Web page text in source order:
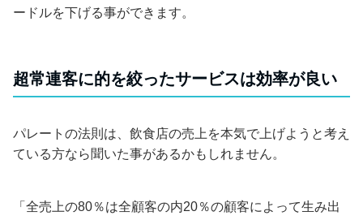
ードルを下げる事ができます。
超常連客に的を絞ったサービスは効率が良い
パレートの法則は、飲食店の売上を本気で上げようと考え
ている方なら聞いた事があるかもしれません。
「全売上の80％は全顧客の内20％の顧客によって生み出